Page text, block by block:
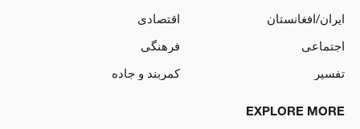
ایران/افغانستان
اقتصادی
اجتماعی
فرهنگی
تفسیر
کمربند و جاده
EXPLORE MORE